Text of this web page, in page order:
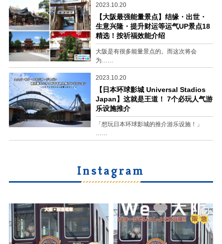
2023.10.20
【大阪最强能量景点】结缘・出世・
生意兴隆・提升财运等运气UP景点18
精选！按祈福效能介绍
大阪是有很多能量景点的。而这次将会
为……
2023.10.20
【日本环球影城 Universal Stadios
Japan】这就是王道！ 7个必玩人气游
乐设施推介
「想玩日本环球影城的推介游乐设施！」
……
Instagram